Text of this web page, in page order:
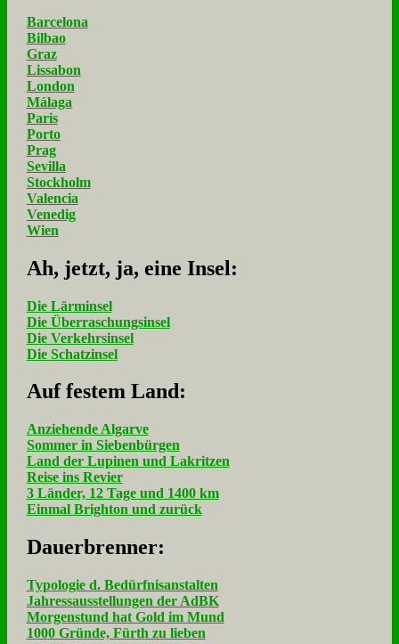
Barcelona
Bilbao
Graz
Lissabon
London
Málaga
Paris
Porto
Prag
Sevilla
Stockholm
Valencia
Venedig
Wien
Ah, jetzt, ja, ei­ne In­sel:
Die Lärminsel
Die Überraschungsinsel
Die Verkehrsinsel
Die Schatzinsel
Auf fe­stem Land:
Anziehende Algarve
Sommer in Siebenbürgen
Land der Lupinen und Lakritzen
Reise ins Revier
3 Länder, 12 Tage und 1400 km
Einmal Brighton und zurück
Dau­er­bren­ner:
Typologie d. Bedürfnisanstalten
Jahressausstellungen der AdBK
Morgenstund hat Gold im Mund
1000 Gründe, Fürth zu lieben